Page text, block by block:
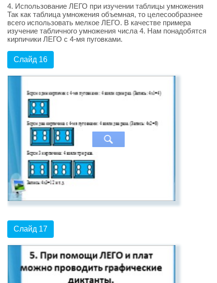
4. Использование ЛЕГО при изучении таблицы умножения
Так как таблица умножения объемная, то целесообразнее
всего использовать мелкое ЛЕГО. В качестве примера
изучение табличного умножения числа 4. Нам понадобятся
кирпичики ЛЕГО с 4-мя пуговками.
Слайд 16
Слайд 17